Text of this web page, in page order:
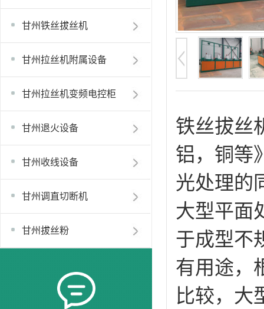
甘州铁丝拔丝机
甘州拉丝机附属设备
甘州拉丝机变频电控柜
甘州退火设备
甘州收线设备
甘州调直切断机
甘州拔丝粉
铁丝拔丝
铝，铜等
光处理的
大型平面
于成型不
有用途，
比较，大